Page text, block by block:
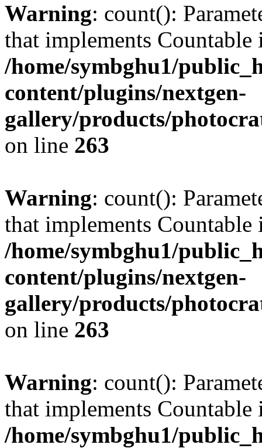
Warning: count():
that implements Countable
/home/symbghu1/
content/plugins/nextgen-
gallery/products/
on line 263
Warning: count():
that implements Countable
/home/symbghu1/
content/plugins/nextgen-
gallery/products/
on line 263
Warning: count():
that implements Countable
/home/symbghu1/